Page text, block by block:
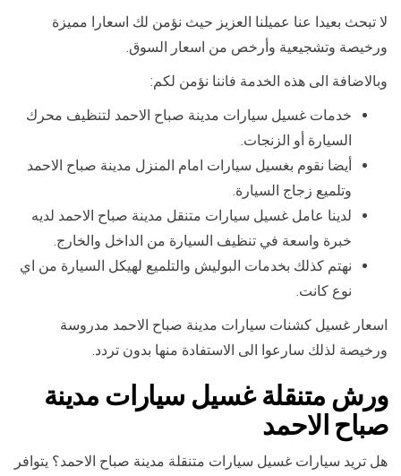
لا تبحث بعيدا عنا عميلنا العزيز حيث نؤمن لك اسعارا مميزة
ورخيصة وتشجيعية وأرخص من اسعار السوق.
وبالاضافة الى هذه الخدمة فاننا نؤمن لكم:
خدمات غسيل سيارات مدينة صباح الاحمد لتنظيف محرك
السيارة أو الزنجات.
أيضا نقوم بغسيل سيارات امام المنزل مدينة صباح الاحمد
وتلميع زجاج السيارة.
لدينا عامل غسيل سيارات متنقل مدينة صباح الاحمد لديه
خبرة واسعة في تنظيف السيارة من الداخل والخارج.
نهتم كذلك بخدمات البوليش والتلميع لهيكل السيارة من اي
نوع كانت.
اسعار غسيل كشنات سيارات مدينة صباح الاحمد مدروسة
ورخيصة لذلك سارعوا الى الاستفادة منها بدون تردد.
ورش متنقلة غسيل سيارات مدينة
صباح الاحمد
هل تريد سيارات غسيل سيارات متنقلة مدينة صباح الاحمد؟ يتوافر